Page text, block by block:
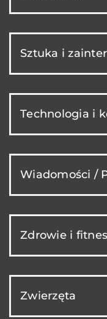
Sztuka i
Technologia i
Wiadomości /
Zdrowie i
Zwierzęta